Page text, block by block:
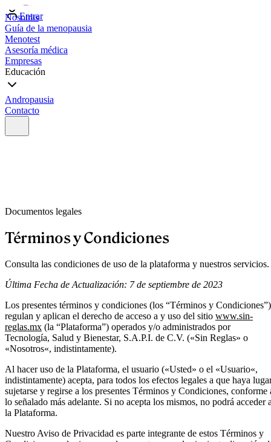
Entrar
Nosotras
Guía de la menopausia
Menotest
Asesoría médica
Empresas
Educación
Andropausia
Contacto
Documentos legales
Términos y Condiciones
Consulta las condiciones de uso de la plataforma y nuestros servicios.
Última Fecha de Actualización: 7 de septiembre de 2023
Los presentes términos y condiciones (los “Términos y Condiciones”)
regulan y aplican el derecho de acceso a y uso del sitio www.sin-
reglas.mx (la “Plataforma”) operados y/o administrados por
Tecnología, Salud y Bienestar, S.A.P.I. de C.V. («Sin Reglas» o
«Nosotros«, indistintamente).
Al hacer uso de la Plataforma, el usuario («Usted» o el «Usuario«,
indistintamente) acepta, para todos los efectos legales a que haya
sujetarse y regirse a los presentes Términos y Condiciones, conforme
lo señalado más adelante. Si no acepta los mismos, no podrá acceder
la Plataforma.
Nuestro Aviso de Privacidad es parte integrante de estos Términos y